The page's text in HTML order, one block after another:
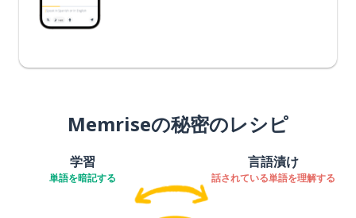
Memriseの秘密のレシピ
学習
単語を暗記する
言語漬け
話されている単語を理解する